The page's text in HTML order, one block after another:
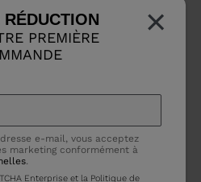
×
RÉDUCTION
PREMIÈRE
e-mail, vous acceptez
marketing conformément à
.
Enterprise et la Politique de